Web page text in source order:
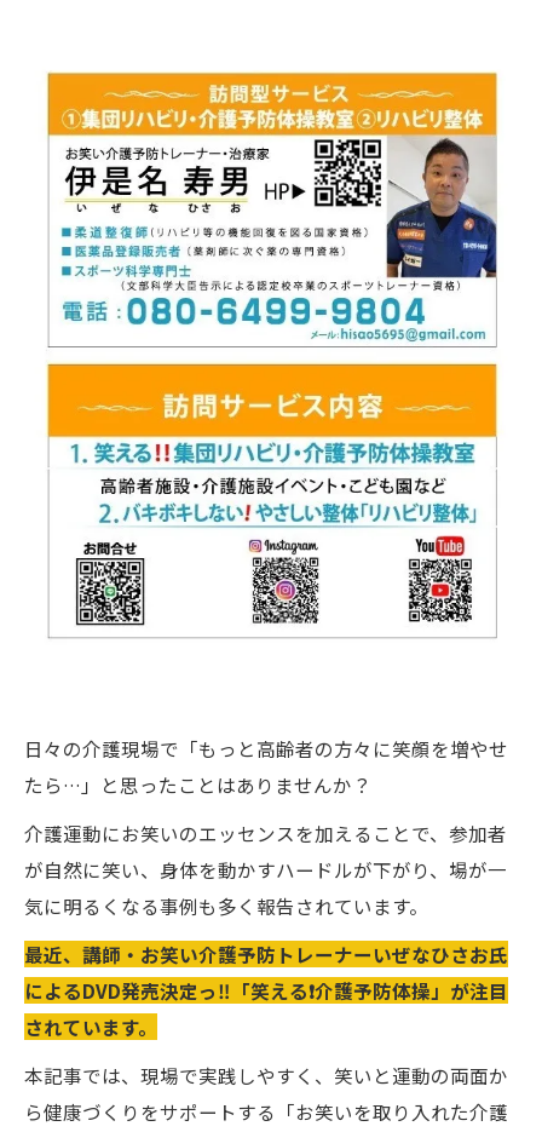
日々の介護現場で「もっと高齢者の方々に笑顔を増やせ
たら…」と思ったことはありませんか？
介護運動にお笑いのエッセンスを加えることで、参加者
が自然に笑い、身体を動かすハードルが下がり、場が一
気に明るくなる事例も多く報告されています。
最近、講師・お笑い介護予防トレーナーいぜなひさお氏
によるDVD発売決定っ‼️「笑える❗️介護予防体操」が注目
されています。
本記事では、現場で実践しやすく、笑いと運動の両面か
ら健康づくりをサポートする「お笑いを取り入れた介護